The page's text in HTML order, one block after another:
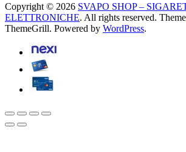
Copyright © 2026 SVAPO SHOP –
ELETTRONICHE. All rights reserved.
ThemeGrill. Powered by WordPress.